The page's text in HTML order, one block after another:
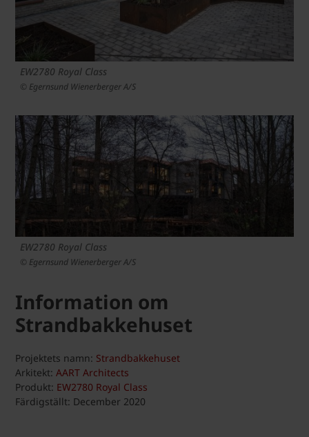
EW2780 Royal Class
© Egernsund Wienerberger A/S
EW2780 Royal Class
© Egernsund Wienerberger A/S
Information om
Strandbakkehuset
Projektets namn: Strandbakkehuset
Arkitekt: AART Architects
Produkt: EW2780 Royal Class
Färdigställt: December 2020